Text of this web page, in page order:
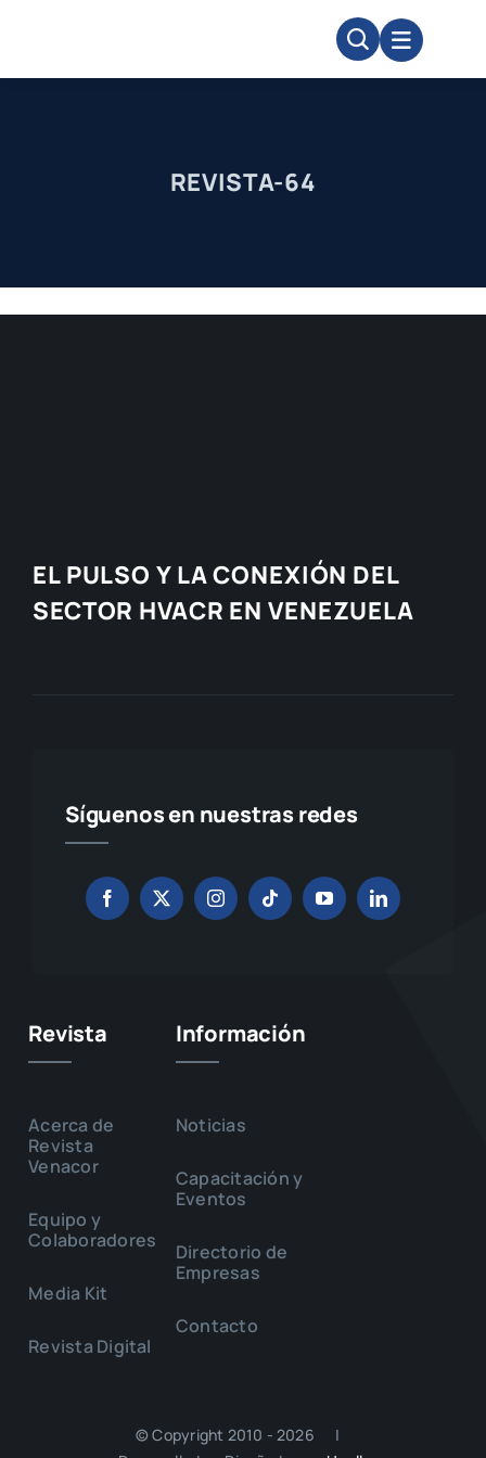
content
REVISTA-64
EL PULSO Y LA CONEXIÓN DEL
SECTOR HVACR EN VENEZUELA
Síguenos en nuestras redes
Revista
Acerca de
Revista
Venacor
Equipo y
Colaboradores
Media Kit
Revista Digital
Información
Noticias
Capacitación y
Eventos
Directorio de
Empresas
Contacto
© Copyright 2010 - 2026 |